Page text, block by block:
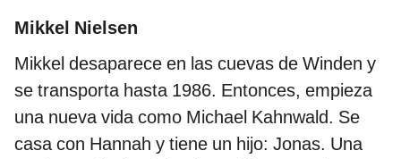
Mikkel Nielsen
Mikkel desaparece en las cuevas de Winden y
se transporta hasta 1986. Entonces, empieza
una nueva vida como Michael Kahnwald. Se
casa con Hannah y tiene un hijo: Jonas. Una